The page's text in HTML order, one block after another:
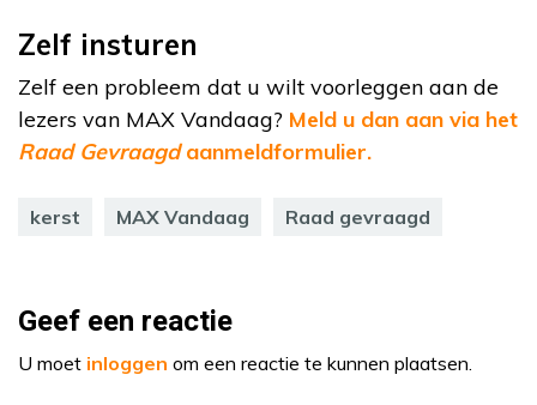
Zelf insturen
Zelf een probleem dat u wilt voorleggen aan de
lezers van MAX Vandaag? Meld u dan aan via het
Raad Gevraagdaanmeldformulier.
kerst MAX Vandaag Raad gevraagd
Geef een reactie
U moet inloggen om een reactie te kunnen plaatsen.